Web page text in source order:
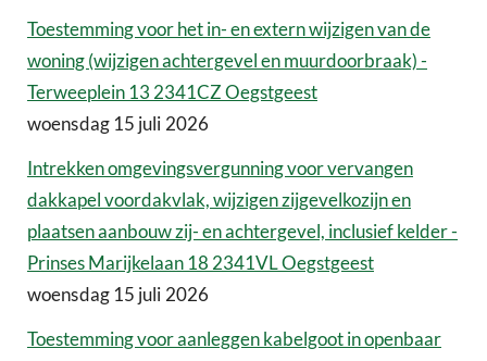
Toestemming voor het in- en extern wijzigen van de
woning (wijzigen achtergevel en muurdoorbraak) -
Terweeplein 13 2341CZ Oegstgeest
woensdag 15 juli 2026
Intrekken omgevingsvergunning voor vervangen
dakkapel voordakvlak, wijzigen zijgevelkozijn en
plaatsen aanbouw zij- en achtergevel, inclusief kelder -
Prinses Marijkelaan 18 2341VL Oegstgeest
woensdag 15 juli 2026
Toestemming voor aanleggen kabelgoot in openbaar